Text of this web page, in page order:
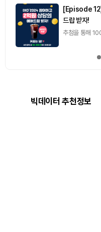
[Episode
드랍 받자!
추첨을 통해
빅데이터 추천정보